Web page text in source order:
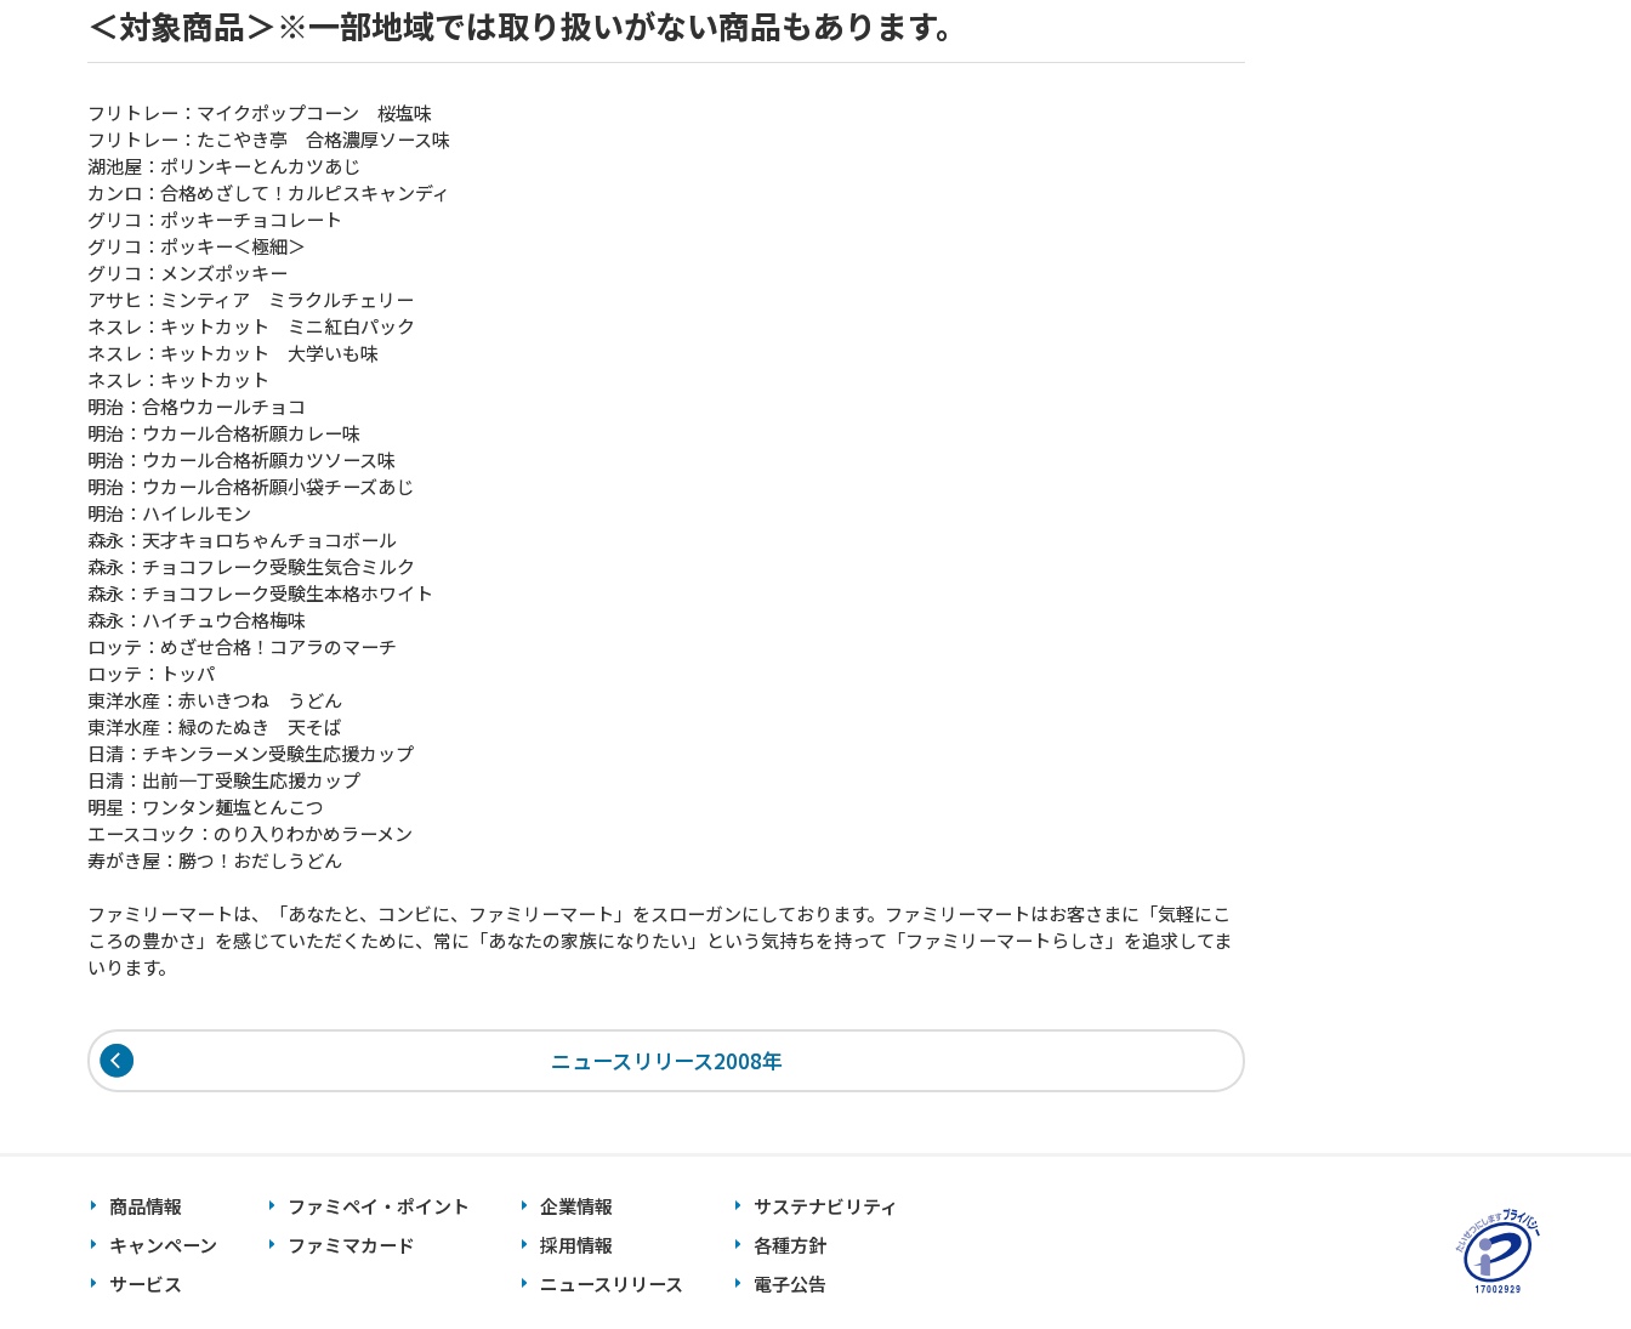
＜対象商品＞※一部地域では取り扱いがない商品もあります。
フリトレー：マイクポップコーン 桜塩味
フリトレー：たこやき亭 合格濃厚ソース味
湖池屋：ポリンキーとんカツあじ
カンロ：合格めざして！カルピスキャンディ
グリコ：ポッキーチョコレート
グリコ：ポッキー＜極細＞
グリコ：メンズポッキー
アサヒ：ミンティア ミラクルチェリー
ネスレ：キットカット ミニ紅白パック
ネスレ：キットカット 大学いも味
ネスレ：キットカット
明治：合格ウカールチョコ
明治：ウカール合格祈願カレー味
明治：ウカール合格祈願カツソース味
明治：ウカール合格祈願小袋チーズあじ
明治：ハイレルモン
森永：天才キョロちゃんチョコボール
森永：チョコフレーク受験生気合ミルク
森永：チョコフレーク受験生本格ホワイト
森永：ハイチュウ合格梅味
ロッテ：めざせ合格！コアラのマーチ
ロッテ：トッパ
東洋水産：赤いきつね うどん
東洋水産：緑のたぬき 天そば
日清：チキンラーメン受験生応援カップ
日清：出前一丁受験生応援カップ
明星：ワンタン麺塩とんこつ
エースコック：のり入りわかめラーメン
寿がき屋：勝つ！おだしうどん
ファミリーマートは、「あなたと、コンビに、ファミリーマート」をスローガンにしております。ファミリーマートはお客さまに「気軽にこ
ころの豊かさ」を感じていただくために、常に「あなたの家族になりたい」という気持ちを持って「ファミリーマートらしさ」を追求してま
いります。
ニュースリリース2008年
商品情報
キャンペーン
サービス
ファミペイ・ポイント
ファミマカード
企業情報
採用情報
ニュースリリース
サステナビリティ
各種方針
電子公告